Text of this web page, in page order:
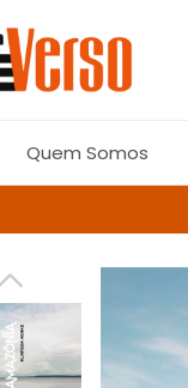
Quem Somos